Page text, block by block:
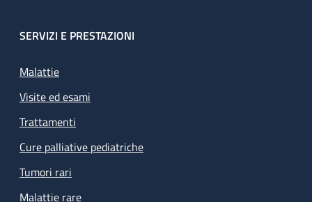
SERVIZI E PRESTAZIONI
Malattie
Visite ed esami
Trattamenti
Cure palliative pediatriche
Tumori rari
Malattie rare